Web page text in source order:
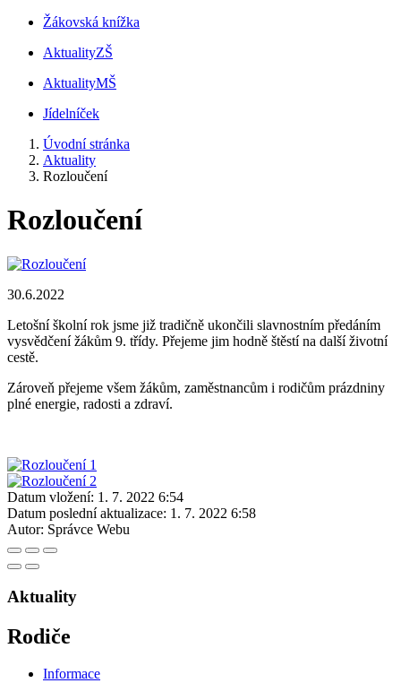
Žákovská knížka
AktualityZŠ
AktualityMŠ
Jídelníček
Úvodní stránka
Aktuality
Rozloučení
Rozloučení
30.6.2022
Letošní školní rok jsme již tradičně ukončili slavnostním předáním
vysvědčení žákům 9. třídy. Přejeme jim hodně štěstí na další životní
cestě.
Zároveň přejeme všem žákům, zaměstnancům i rodičům prázdniny
plné energie, radosti a zdraví.
Datum vložení: 1. 7. 2022 6:54
Datum poslední aktualizace: 1. 7. 2022 6:58
Autor: Správce Webu
Aktuality
Rodiče
Informace